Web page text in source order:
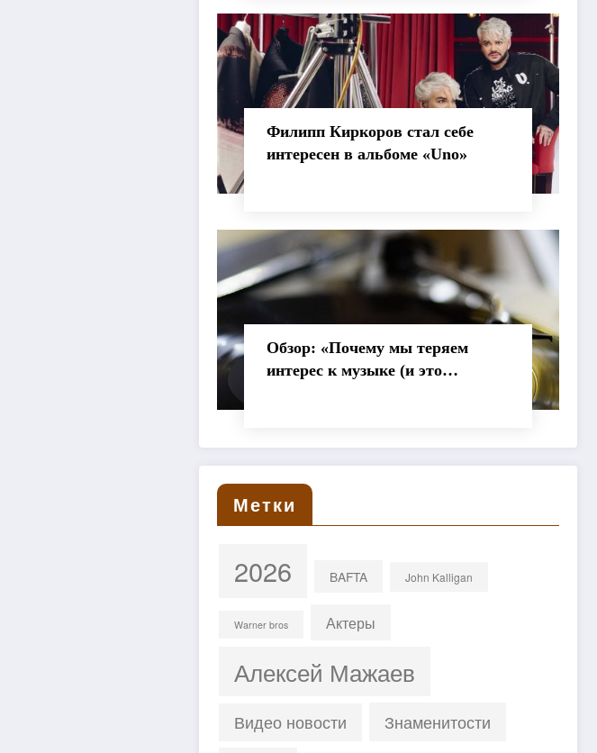
Филипп Киркоров стал себе
интересен в альбоме «Uno»
Обзор: «Почему мы теряем
интерес к музыке (и это
Метки
2026 BAFTA John Kalligan
Warner bros Актеры
Алексей Мажаев
Видео новости Знаменитости